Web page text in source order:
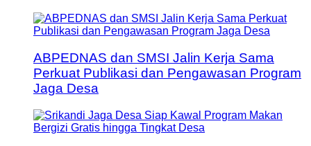
ABPEDNAS dan SMSI Jalin Kerja Sama
Perkuat Publikasi dan Pengawasan Program
Jaga Desa